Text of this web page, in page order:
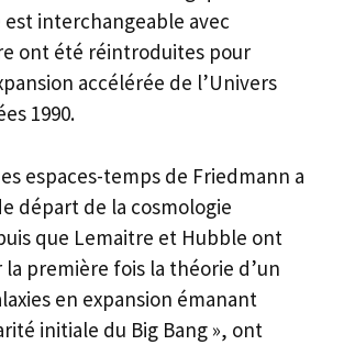
est interchangeable avec
ont été réintroduites pour
accélérée de l’Univers
1990.
espaces-temps de Friedmann a
départ de la cosmologie
que Lemaitre et Hubble ont
première fois la théorie d’un
en expansion émanant
initiale du Big Bang », ont